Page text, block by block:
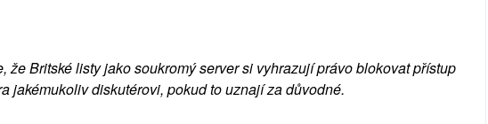
že Britské listy jako soukromý server si vyhrazují právo blokovat přístup
jakémukoliv diskutérovi, pokud to uznají za důvodné.